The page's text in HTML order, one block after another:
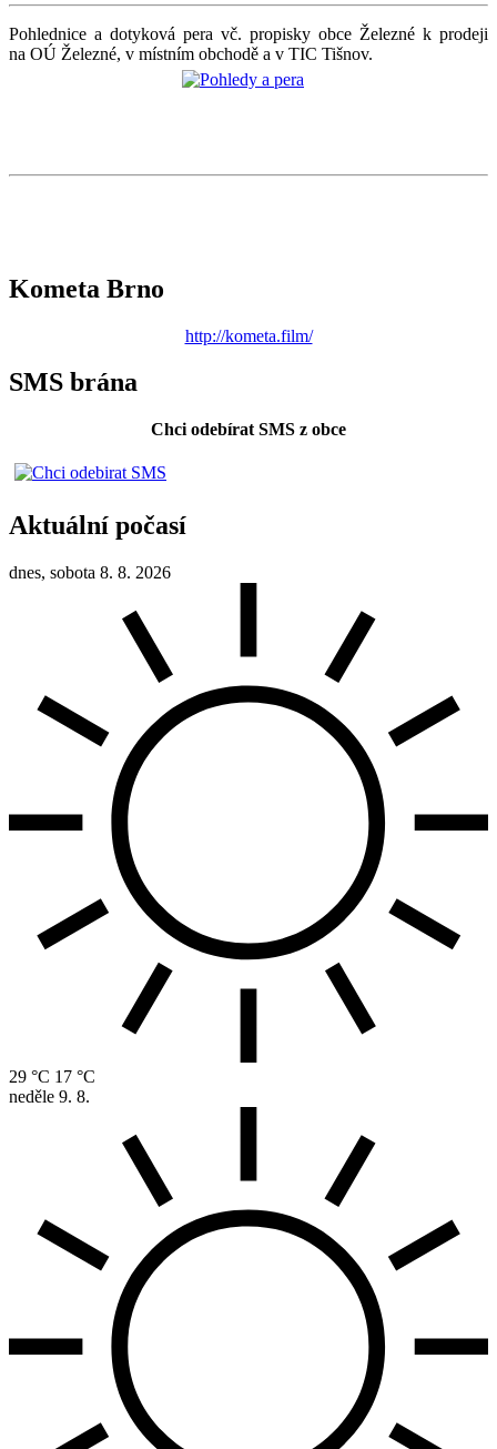
Pohlednice a dotyková pera vč. propisky obce Železné k prodeji
na OÚ Železné, v místním obchodě a v TIC Tišnov.
Kometa Brno
http://kometa.film/
SMS brána
Chci odebírat SMS z obce
Aktuální počasí
dnes, sobota 8. 8. 2026
29 °C 17 °C
neděle 9. 8.